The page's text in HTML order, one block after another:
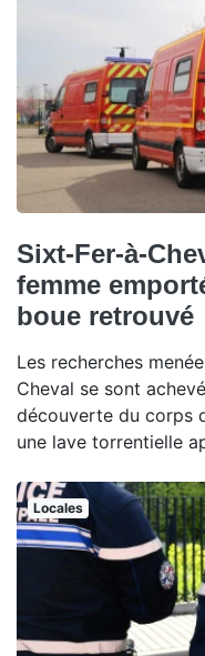
Sixt-Fer-à-
femme
boue retrouvé
Les recherches
Cheval se sont
découverte du corps
une lave torrentielle
Locales